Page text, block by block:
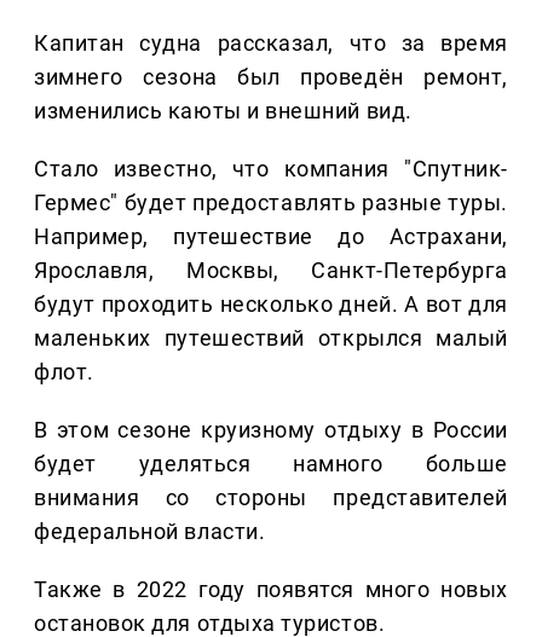
Капитан судна рассказал, что за время
зимнего сезона был проведён ремонт,
изменились каюты и внешний вид.
Стало известно, что компания "Спутник-
Гермес" будет предоставлять разные туры.
Например, путешествие до Астрахани,
Ярославля, Москвы, Санкт-Петербурга
будут проходить несколько дней. А вот для
маленьких путешествий открылся малый
флот.
В этом сезоне круизному отдыху в России
будет уделяться намного больше
внимания со стороны представителей
федеральной власти.
Также в 2022 году появятся много новых
остановок для отдыха туристов.